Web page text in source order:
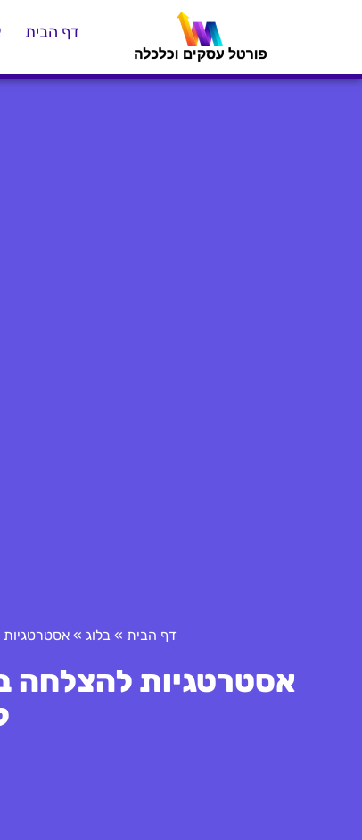
דף הבית
דף הבית » בלוג »
אסטרטגיות להצלחה